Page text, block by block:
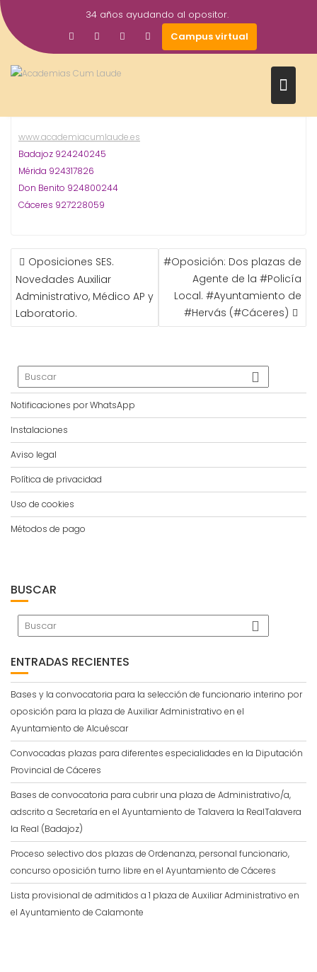
Saltar
al
contenido
34 años ayudando al opositor.
Campus virtual
Jun
2015
academiacumlaudeoposiciones
Prensa
Oposiciones Policía Local,Zafra
#Oposiciones Ayuntamiento de Zafra
www.academiacumlaude.es
Badajoz 924240245
Mérida 924317826
Don Benito 924800244
Cáceres 927228059
NAVEGACIÓN
DE
ENTRADAS
Oposiciones SES.
Novedades Auxiliar
Administrativo, Médico AP y
Laboratorio.
#Oposición: Dos plazas de
Agente de la #Policía
Local. #Ayuntamiento de
#Hervás (#Cáceres)
Notificaciones por WhatsApp
Instalaciones
Aviso legal
Política de privacidad
Uso de cookies
Métodos de pago
BUSCAR
ENTRADAS RECIENTES
Bases y la convocatoria para la selección de funcionario interino por
oposición para la plaza de Auxiliar Administrativo en el
Ayuntamiento de Alcuéscar
Convocadas plazas para diferentes especialidades en la Diputación
Provincial de Cáceres
Bases de convocatoria para cubrir una plaza de Administrativo/a,
adscrito a Secretaría en el Ayuntamiento de Talavera la RealTalavera
la Real (Badajoz)
Proceso selectivo dos plazas de Ordenanza, personal funcionario,
concurso oposición turno libre en el Ayuntamiento de Cáceres
Lista provisional de admitidos a 1 plaza de Auxiliar Administrativo en
el Ayuntamiento de Calamonte